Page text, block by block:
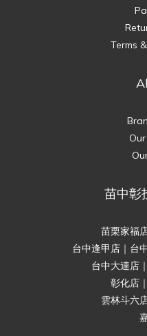
Terms
苗中彰
苗栗家福
台中逢甲店｜台
台中大連店
彰化店
雲林斗六